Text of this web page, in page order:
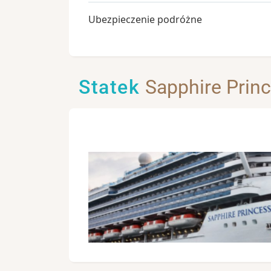
Ubezpieczenie podróżne
Statek Sapphire